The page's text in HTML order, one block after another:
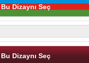
Bu Dizaynı Seç
Bu Dizaynı Seç